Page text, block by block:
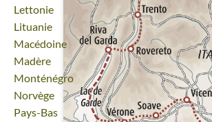
Voyage
Lettonie
Voyage
Lituanie
Voyage
Macédoine
Voyage
Madère
Voyage
Monténégro
Voyage
Norvège
Voyage
Pays-Bas